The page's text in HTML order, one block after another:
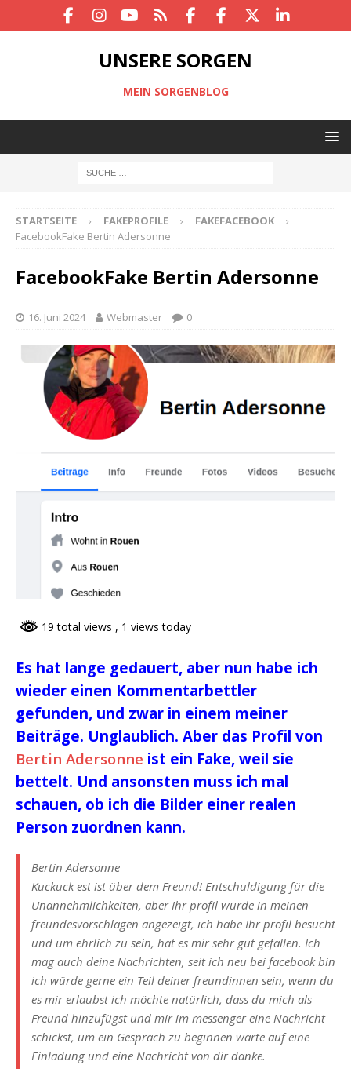
UNSERE SORGEN
MEIN SORGENBLOG
STARTSEITE FAKEPROFILE
FAKEFACEBOOK
FacebookFake Bertin Adersonne
FacebookFake Bertin Adersonne
16. Juni 2024 Webmaster 0
19 total views , 1 views today
Es hat lange gedauert, aber nun habe ich
wieder einen Kommentarbettler
gefunden, und zwar in einem meiner
Beiträge. Unglaublich. Aber das Profil von
Bertin Adersonne ist ein Fake, weil sie
bettelt. Und ansonsten muss ich mal
schauen, ob ich die Bilder einer realen
Person zuordnen kann.
Bertin Adersonne
Kuckuck est ist über dem Freund! Entschuldigung für die
Unannehmlichkeiten, aber Ihr profil wurde in meinen
freundesvorschlägen angezeigt, ich habe Ihr profil besucht
und um ehrlich zu sein, hat es mir sehr gut gefallen. Ich
mag auch deine Nachrichten, seit ich neu bei facebook bin
ich würde gerne ein Teil deiner freundinnen sein, wenn du
es mir erlaubst ich möchte natürlich, dass du mich als
Freund hinzufügst und mir im messenger eine Nachricht
schickst, um ein Gespräch zu beginnen warte auf eine
Einladung und eine Nachricht von dir danke.